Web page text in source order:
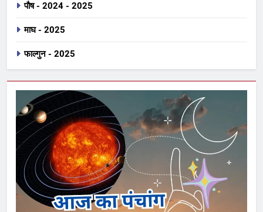
पौष - 2024 - 2025
माघ - 2025
फाल्गुन - 2025